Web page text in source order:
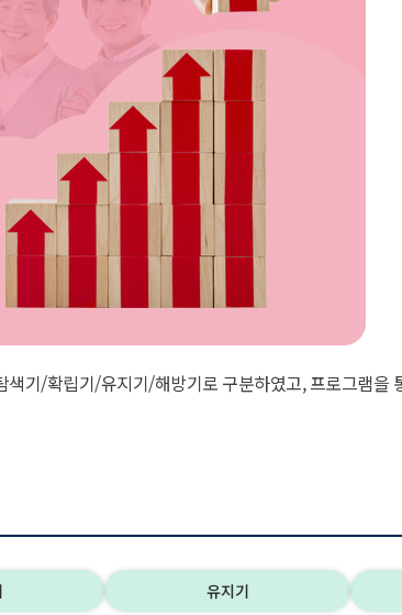
기/확립기/유지기/해방기로 구분하였고, 프로그램을
유지기